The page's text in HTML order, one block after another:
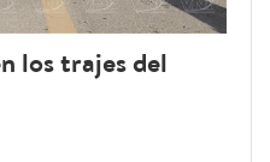
los trajes del